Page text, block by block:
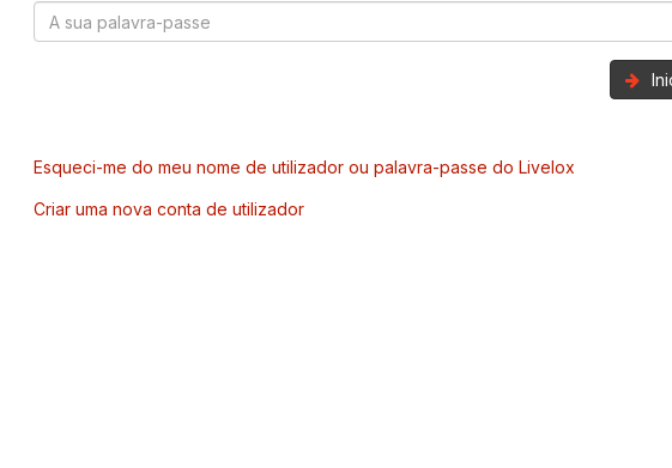
Esqueci-me do meu nome de utilizador ou palavra-passe do Livelox
Criar uma nova conta de utilizador